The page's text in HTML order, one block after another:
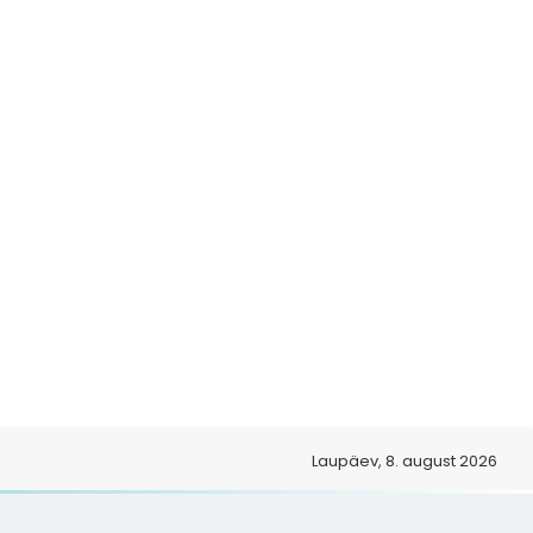
Laupäev, 8. august 2026